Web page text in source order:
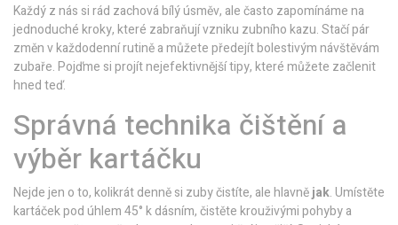
Každý z nás si rád zachová bílý úsměv, ale často zapomínáme na
jednoduché kroky, které zabraňují vzniku zubního kazu. Stačí pár
změn v každodenní rutině a můžete předejít bolestivým návštěvám
zubaře. Pojďme si projít nejefektivnější tipy, které můžete začlenit
hned teď.
Správná technika čištění a
výběr kartáčku
Nejde jen o to, kolikrát denně si zuby čistíte, ale hlavnějak. Umístěte
kartáček pod úhlem 45° k dásním, čistěte krouživými pohyby a